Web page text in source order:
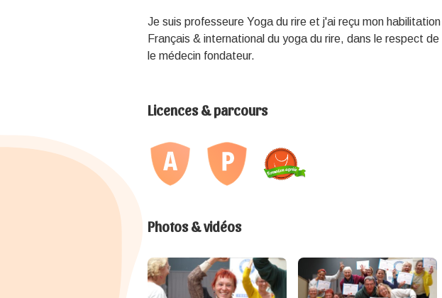
Je suis professeure Yoga du rire et j'ai reçu mon
Français & international du yoga du rire, dans le respect
le médecin fondateur.
Licences & parcours
Photos & vidéos